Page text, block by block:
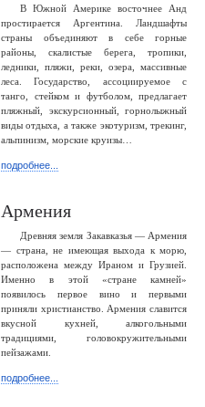
В Южной Америке восточнее Анд
простирается Аргентина. Ландшафты
страны объединяют в себе горные
районы, скалистые берега, тропики,
ледники, пляжи, реки, озера, массивные
леса. Государство, ассоциируемое с
танго, стейком и футболом, предлагает
пляжный, экскурсионный, горнолыжный
виды отдыха, а также экотуризм, трекинг,
альпинизм, морские круизы…
подробнее...
Армения
Древняя земля Закавказья — Армения
— страна, не имеющая выхода к морю,
расположена между Ираном и Грузией.
Именно в этой «стране камней»
появилось первое вино и первыми
приняли христианство. Армения славится
вкусной кухней, алкогольными
традициями, головокружительными
пейзажами.
подробнее...